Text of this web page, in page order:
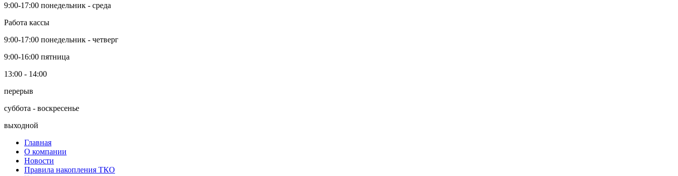
9:00-17:00 понедельник - среда
Работа кассы
9:00-17:00 понедельник - четверг
9:00-16:00 пятница
13:00 - 14:00
перерыв
суббота - воскресенье
выходной
Главная
О компании
Новости
Правила накопления ТКО